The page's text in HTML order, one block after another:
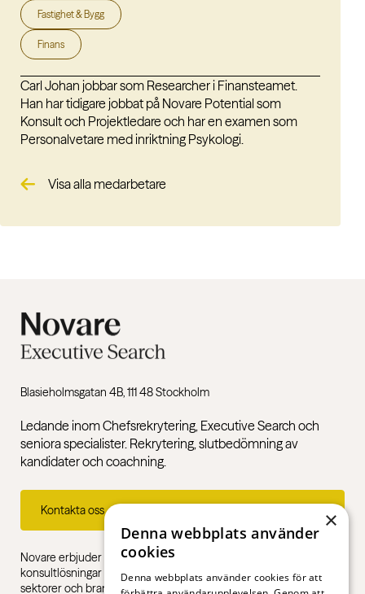
Fastighet & Bygg
Finans
Carl Johan jobbar som Researcher i Finansteamet.
Han har tidigare jobbat på Novare Potential som
Konsult och Projektledare och har en examen som
Personalvetare med inriktning Psykologi.
Visa alla medarbetare
Blasieholmsgatan 4B, 111 48 Stockholm
Ledande inom Chefsrekrytering, Executive Search och
seniora specialister. Rekrytering, slutbedömning av
kandidater och coachning.
Kontakta oss
Novare erbjuder specialistkompetens inom rekrytering,
konsultlösningar och ledarskapsutbildningar, gentemot alla
sektorer och branscher – från första jobb till chefsnivå.
×
Denna webbplats använder
cookies
Denna webbplats använder cookies för att